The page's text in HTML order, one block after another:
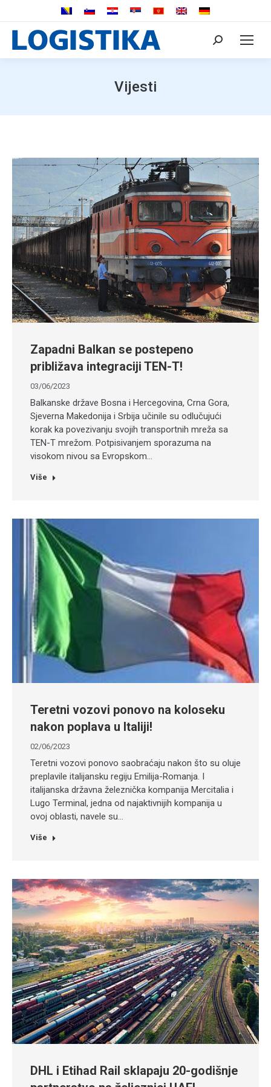
Search:
Vijesti
Zapadni Balkan se postepeno
približava integraciji TEN-T!
03/06/2023
Balkanske države Bosna i Hercegovina, Crna Gora,
Sjeverna Makedonija i Srbija učinile su odlučujući
korak ka povezivanju svojih transportnih mreža sa
TEN-T mrežom. Potpisivanjem sporazuma na
visokom nivou sa Evropskom…
Više
Teretni vozovi ponovo na koloseku
nakon poplava u Italiji!
02/06/2023
Teretni vozovi ponovo saobraćaju nakon što su oluje
preplavile italijansku regiju Emilija-Romanja. I
italijanska državna železnička kompanija Mercitalia i
Lugo Terminal, jedna od najaktivnijih kompanija u
ovoj oblasti, navele su…
Više
DHL i Etihad Rail sklapaju 20-godišnje